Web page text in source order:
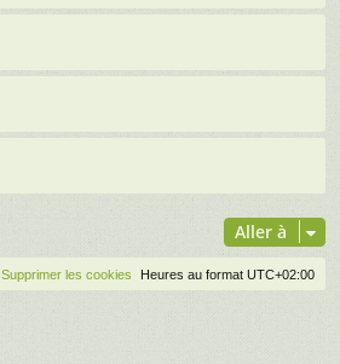
Aller à
Heures au format UTC+02:00
Supprimer les cookies